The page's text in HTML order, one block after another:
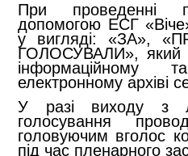
При проведенні
допомогою ЕСГ
у вигляді: «ЗА»,
ГОЛОСУВАЛИ», який
інформаційному
електронному архіві
У разі виходу з
голосування
головуючим вголос
під час пленарного